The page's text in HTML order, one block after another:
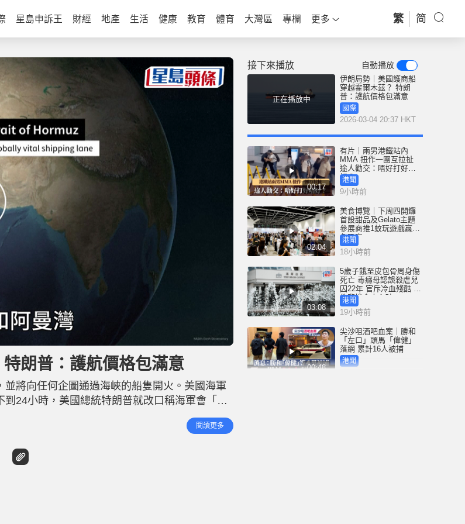
星島申訴王 財經 地產 生活 健康 教育 體育 大灣區 專欄 更多 繁 简
朗普：護航價格包滿意
將向任何企圖通過海峽的船隻開火。美國海軍
24小時，美國總統特朗普就改口稱海軍會「盡
合理的價格」提供保險。 據國際知名的海運權
（DFC）為全球海上貿易提供政治風險保閱讀更多
接下來播放 自動播放
正在播放中
伊朗局勢｜美國護商船
穿越霍爾木茲？ 特朗
普：護航價格包滿意
國際
2026-03-04 20:37 HKT
00:17
有片｜兩男港鐵站內
MMA 扭作一團互拉扯
途人勸交：唔好打好唔
好？
港聞
9小時前
02:04
美食博覽｜下周四開鑼
首設甜品及Gelato主題
參展商推1蚊玩遊戲贏鮑
魚吸客
港聞
18小時前
03:08
5歲子餓至皮包骨周身傷
死亡 毒癮母認誤殺虐兒
囚22年 官斥冷血殘酷 案
件悲慘令人心碎
港聞
19小時前
00:48
尖沙咀酒吧血案｜勝和
「左口」頭馬「偉健」
落網 累計16人被捕
港聞